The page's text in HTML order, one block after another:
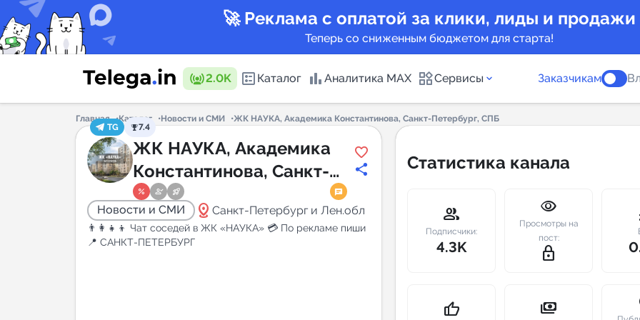
🚀 Реклама с оплатой за клики, лиды и продажи
Теперь со сниженным бюджетом для старта!
2.0K Каталог Аналитика MAX Сервисы
Каталог каналов
Горящие предложения
Индекс
Telegram
New
Заказчикам
Главная Каталог Новости и СМИ
ЖК НАУКА, Академика Константинова, Санкт-Петербург, СПБ
TG
7.4
ЖК НАУКА, Академика
Константинова, Санкт-
Петербург, СПБ
Новости и СМИ distance Санкт-Петербург и Лен.обл
👨‍👩‍👧‍👦 Чат соседей в ЖК «НАУКА» 💳 По рекламе пиши
📍 САНКТ-ПЕТЕРБУРГ
Статистика канала
group
Подписчики:
4.3K
visibility
Просмотры на
пост:
lock_outline
thumb_up payments